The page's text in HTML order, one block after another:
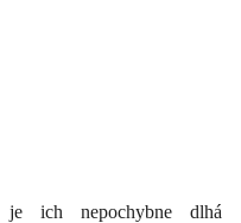
je ich nepochybne dlhá